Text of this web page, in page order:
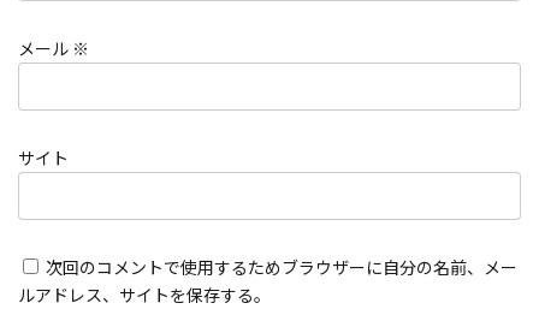
メール ※
サイト
次回のコメントで使用するためブラウザーに自分の名前、メー
ルアドレス、サイトを保存する。